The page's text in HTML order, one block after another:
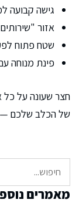
גישה קבועה
אזור
שטח פתוח
פינת מנוחה
חצר שעונה על
של הכלב שלכם —
מאמרים